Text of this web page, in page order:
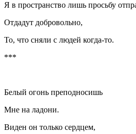
Я в пространство лишь просьбу
Отдадут добровольно,
То, что сняли с людей когда-то.
***
Белый огонь преподносишь
Мне на ладони.
Виден он только сердцем,